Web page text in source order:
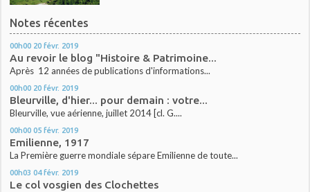
Notes récentes
00h00 20 févr. 2019
Au revoir le blog "Histoire & Patrimoine...
Après 12 années de publications d'informations...
00h00 20 févr. 2019
Bleurville, d'hier... pour demain : votre...
Bleurville, vue aérienne, juillet 2014 [cl. G....
00h00 05 févr. 2019
Emilienne, 1917
La Première guerre mondiale sépare Emilienne de toute...
00h03 04 févr. 2019
Le col vosgien des Clochettes